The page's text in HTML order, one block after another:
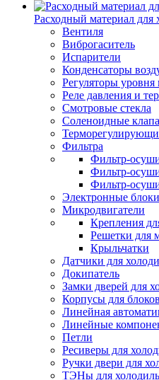
Расходный материал для
Вентиля
Виброгаситель
Испарители
Конденсаторы
Регуляторы уровня
Реле давления и
Смотровые стекла
Соленоидные
Фильтра
Фильтр-
Фильтр-
Фильтр-
Электронные блоки
Микродвигатели
Крепления
Решетки для
Крыльчатки
Датчики для
Докипатель
Замки дверей для
Корпусы для блоков
Линейная
Линейные
Петли
Ресиверы для
Ручки двери для
ТЭНы для